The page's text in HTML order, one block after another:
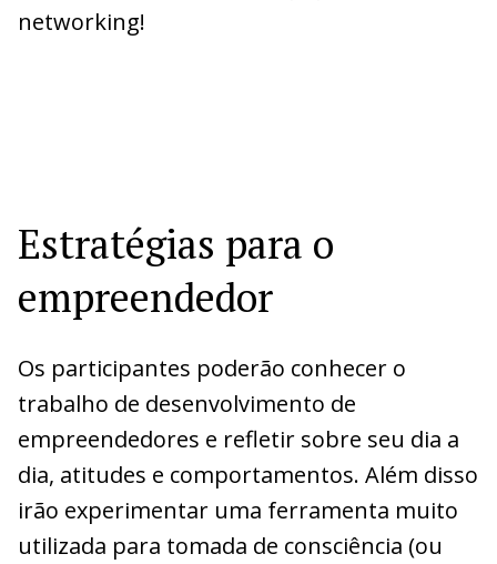
networking!
Estratégias para o
empreendedor
Os participantes poderão conhecer o
trabalho de desenvolvimento de
empreendedores e refletir sobre seu dia a
dia, atitudes e comportamentos. Além disso
irão experimentar uma ferramenta muito
utilizada para tomada de consciência (ou